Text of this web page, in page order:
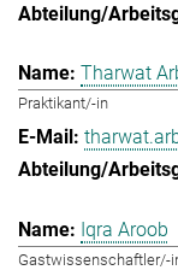
Tharwat
Praktikant/-in
Iqra Aroob
Gastwissenschaftler/-